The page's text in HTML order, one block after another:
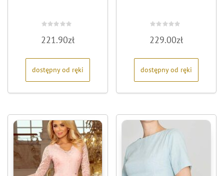
0
na
221.90zł
dostępny od ręki
0
na
229.00zł
dostępny od ręki